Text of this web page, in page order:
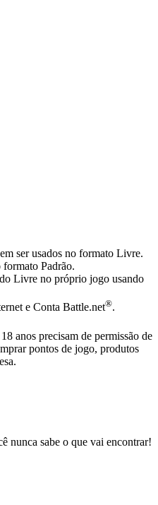
ser usados no formato Livre.
Padrão.
Livre no próprio jogo usando
e Conta Battle.net®.
anos precisam de permissão de
pontos de jogo, produtos
nunca sabe o que vai encontrar!